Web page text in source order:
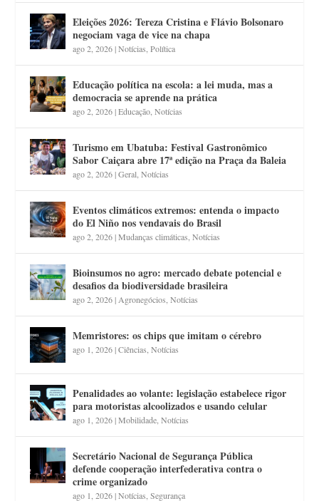
Eleições 2026: Tereza Cristina e Flávio Bolsonaro
negociam vaga de vice na chapa
ago 2, 2026|Notícias ,Política
Educação política na escola: a lei muda, mas a
democracia se aprende na prática
ago 2, 2026|Educação ,Notícias
Turismo em Ubatuba: Festival Gastronômico
Sabor Caiçara abre 17ª edição na Praça da Baleia
ago 2, 2026|Geral ,Notícias
Eventos climáticos extremos: entenda o impacto
do El Niño nos vendavais do Brasil
ago 2, 2026|Mudanças climáticas ,Notícias
Bioinsumos no agro: mercado debate potencial e
desafios da biodiversidade brasileira
ago 2, 2026| Agronegócios ,Notícias
Memristores: os chips que imitam o cérebro
ago 1, 2026|Ciências ,Notícias
Penalidades ao volante: legislação estabelece rigor
para motoristas alcoolizados e usando celular
ago 1, 2026|Mobilidade ,Notícias
Secretário Nacional de Segurança Pública
defende cooperação interfederativa contra o
crime organizado
ago 1, 2026|Notícias ,Segurança